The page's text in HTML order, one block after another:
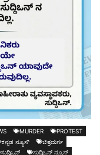
MURDER
PROTEST
ಕನ್ನಡ ನ್ಯೂಸ್
ಚಿತ್ರದುರ್ಗ
ಸುದ್ದಿಒನ್
ಸುದ್ದಿಒನ್ ನ್ಯೂಸ್